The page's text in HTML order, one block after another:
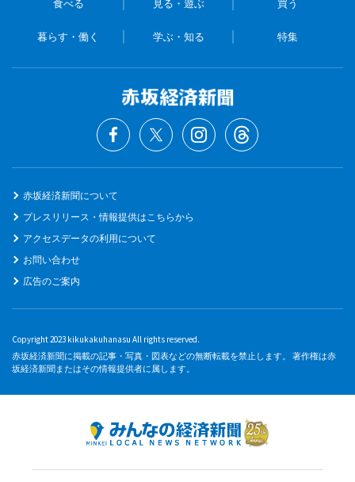
食べる 見る・遊ぶ 買う
暮らす・働く 学ぶ・知る 特集
赤坂経済新聞について
プレスリリース・情報提供はこちらから
アクセスデータの利用について
お問い合わせ
広告のご案内
Copyright 2023 kikukakuhanasu All rights reserved.
赤坂経済新聞に掲載の記事・写真・図表などの無断転載を禁止します。 著作権は赤
坂経済新聞またはその情報提供者に属します。